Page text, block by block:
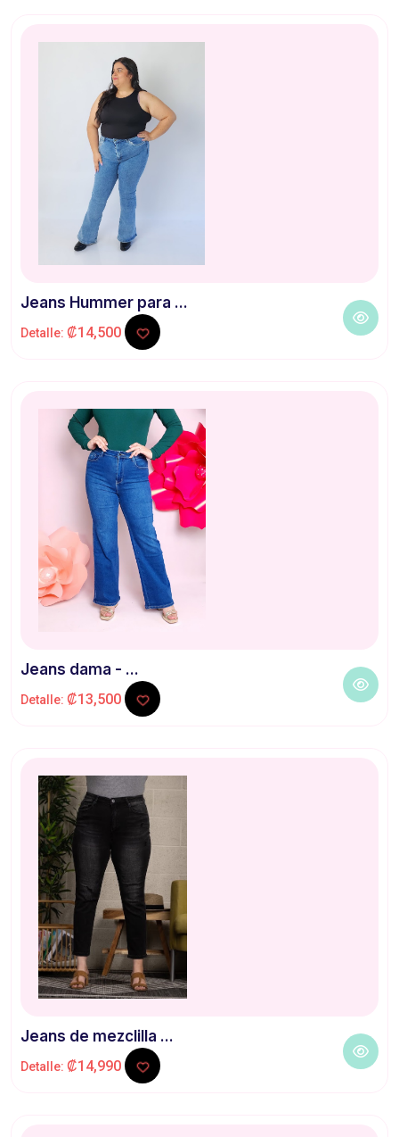
Jeans Hummer para ...
Detalle: ₡14,500
Jeans dama - ...
Detalle: ₡13,500
Jeans de mezclilla ...
Detalle: ₡14,990